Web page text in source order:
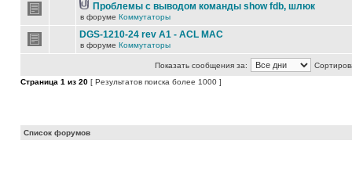
Проблемы с выводом команды show fdb, шлюк
в форуме Коммутаторы
DGS-1210-24 rev A1 - ACL MAC
в форуме Коммутаторы
Показать сообщения за:
Страница 1 из 20 [ Результатов поиска более 1000 ]
Список форумов